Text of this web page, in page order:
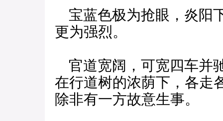
宝蓝色极为抢眼，炎阳
更为强烈。
官道宽阔，可宽四车并
在行道树的浓荫下，各走
除非有一方故意生事。